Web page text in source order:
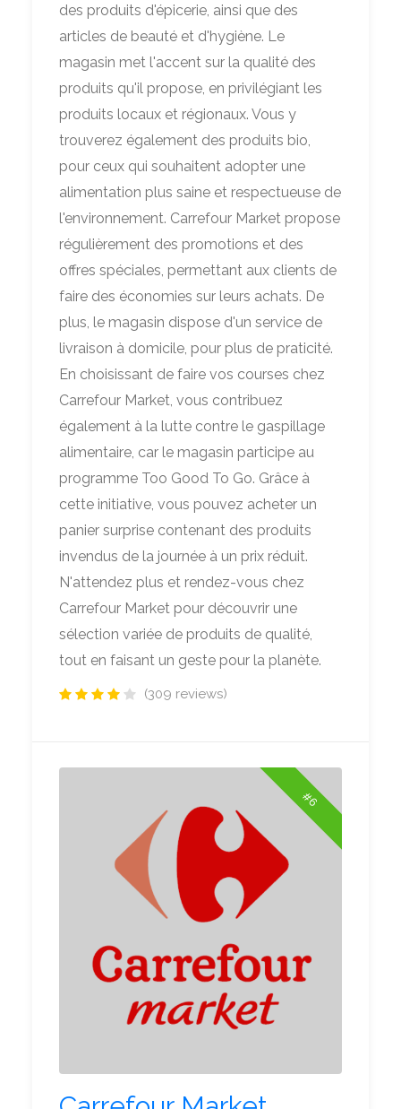
des produits d'épicerie, ainsi que des
articles de beauté et d'hygiène. Le
magasin met l'accent sur la qualité des
produits qu'il propose, en privilégiant les
produits locaux et régionaux. Vous y
trouverez également des produits bio,
pour ceux qui souhaitent adopter une
alimentation plus saine et respectueuse de
l'environnement. Carrefour Market propose
régulièrement des promotions et des
offres spéciales, permettant aux clients de
faire des économies sur leurs achats. De
plus, le magasin dispose d'un service de
livraison à domicile, pour plus de praticité.
En choisissant de faire vos courses chez
Carrefour Market, vous contribuez
également à la lutte contre le gaspillage
alimentaire, car le magasin participe au
programme Too Good To Go. Grâce à
cette initiative, vous pouvez acheter un
panier surprise contenant des produits
invendus de la journée à un prix réduit.
N'attendez plus et rendez-vous chez
Carrefour Market pour découvrir une
sélection variée de produits de qualité,
tout en faisant un geste pour la planète.
(309 reviews)
#6